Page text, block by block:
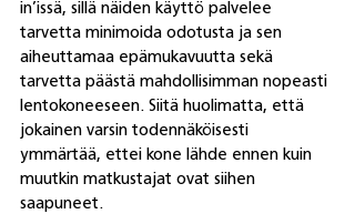
in’issä, sillä näiden käyttö palvelee
tarvetta minimoida odotusta ja sen
aiheuttamaa epämukavuutta sekä
tarvetta päästä mahdollisimman nopeasti
lentokoneeseen. Siitä huolimatta, että
jokainen varsin todennäköisesti
ymmärtää, ettei kone lähde ennen kuin
muutkin matkustajat ovat siihen
saapuneet.